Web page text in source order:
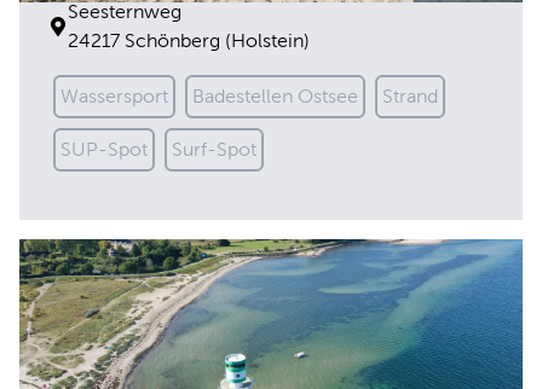
Seesternweg
24217 Schönberg (Holstein)
Wassersport Badestellen Ostsee Strand
SUP-Spot Surf-Spot